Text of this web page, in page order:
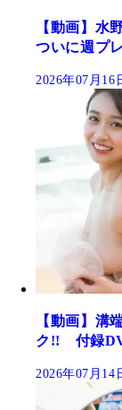
【動画】水
ついに週プ
2026年07月16
【動画】溝
ク!! 付録
2026年07月14